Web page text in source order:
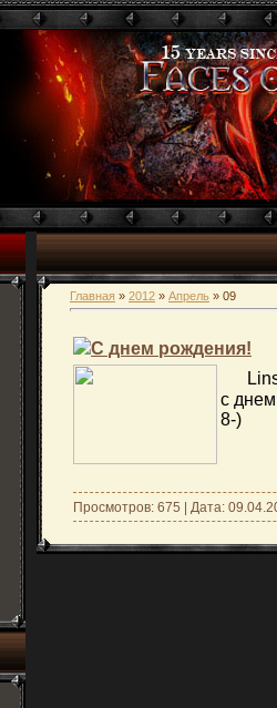
Главная » 2012 » Апрель » 09
С днем рождения!
с
8-)
Просмотров: 675 | Дата: